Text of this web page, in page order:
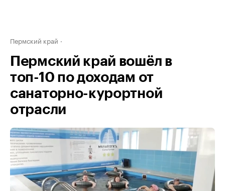
Пермский край
Пермский край вошёл в
топ-10 по доходам от
санаторно-курортной
отрасли